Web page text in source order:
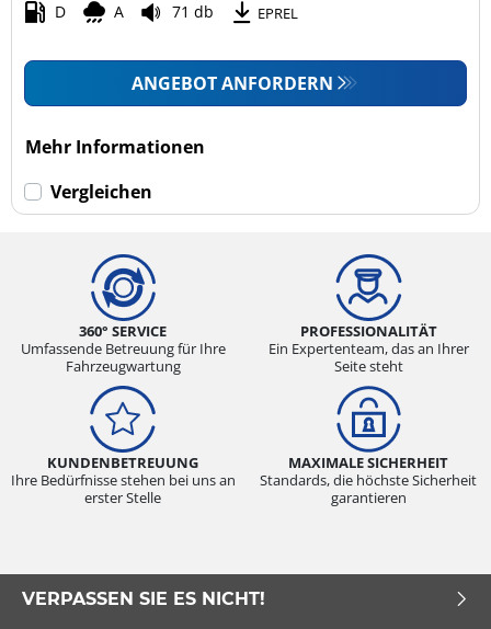
D A 71 db EPREL
ANGEBOT ANFORDERN
Mehr Informationen
Vergleichen
360° SERVICE
Umfassende Betreuung für Ihre
Fahrzeugwartung
PROFESSIONALITÄT
Ein Expertenteam, das an Ihrer
Seite steht
KUNDENBETREUUNG
Ihre Bedürfnisse stehen bei uns an
erster Stelle
MAXIMALE SICHERHEIT
Standards, die höchste Sicherheit
garantieren
VERPASSEN SIE ES NICHT!